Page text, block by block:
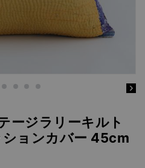
ージラリーキルト
ョンカバー 45cm